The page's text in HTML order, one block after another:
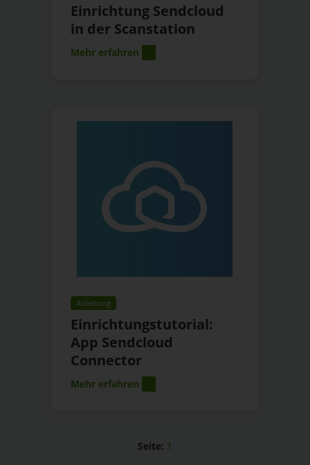
Einrichtung Sendcloud
in der Scanstation
Mehr erfahren
Anleitung
Einrichtungstutorial:
App Sendcloud
Connector
Mehr erfahren
Seite: 1